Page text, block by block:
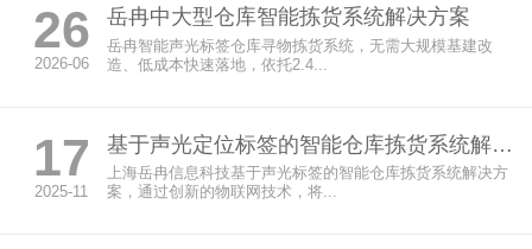
26
2026-06
岳冉中大型仓库智能拣货系统解决方案
岳冉智能声光标签仓库寻物拣货系统，无需大规模基建改
造、低成本快速落地，依托2.4...
17
2025-11
基于声光定位标签的智能仓库拣货系统解决方案
上海岳冉信息科技基于声光标签的智能仓库拣货系统解决方
案，通过创新的物联网技术，将...